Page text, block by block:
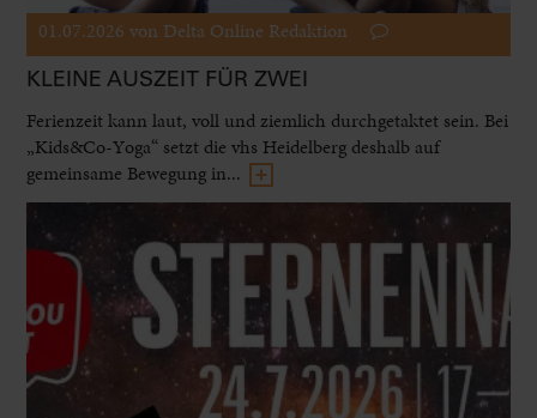
01.07.2026 von Delta Online Redaktion
KLEINE AUSZEIT FÜR ZWEI
Ferienzeit kann laut, voll und ziemlich durchgetaktet sein. Bei
„Kids&Co-Yoga“ setzt die vhs Heidelberg deshalb auf
gemeinsame Bewegung in...